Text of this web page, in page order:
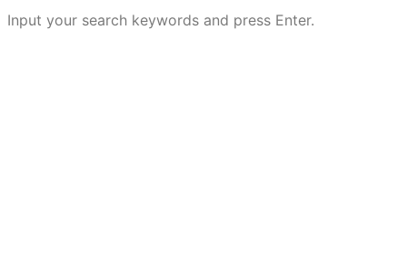
Input your search keywords and press Enter.